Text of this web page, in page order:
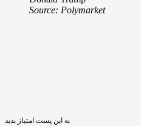
Source: Polymarket
به این پست امتیاز بدید